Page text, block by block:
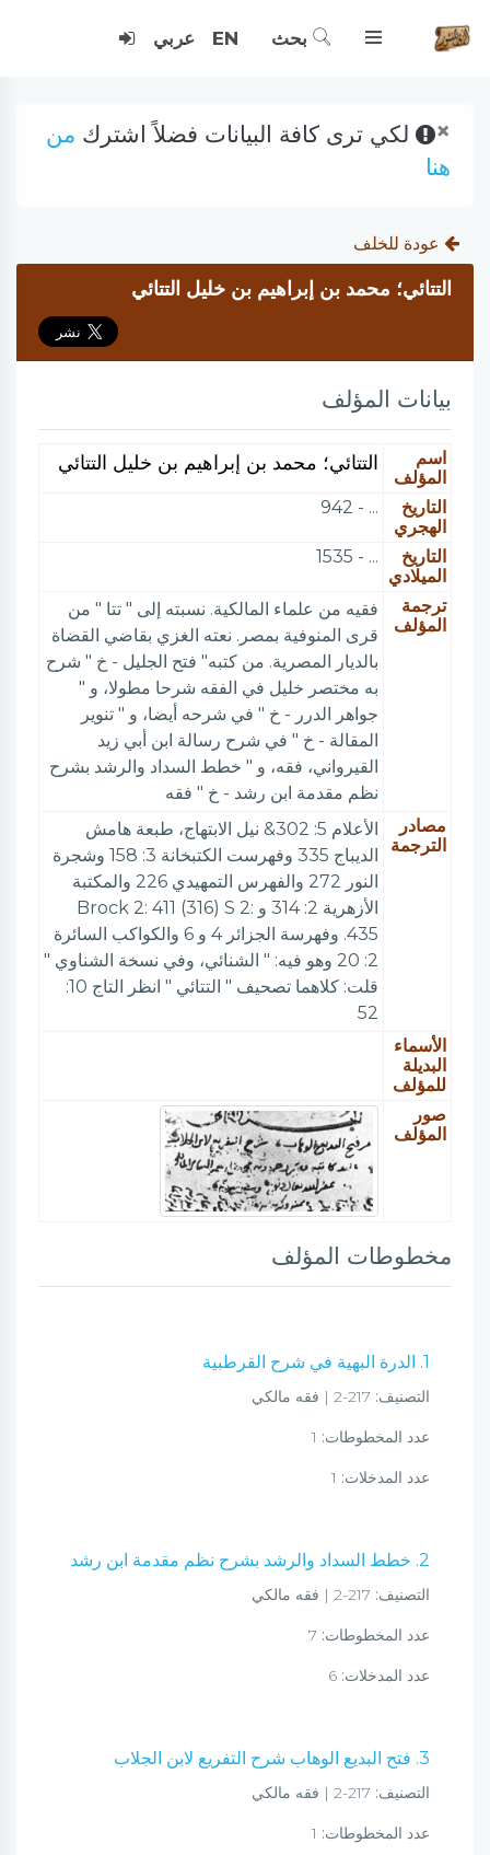
بحث EN عربي
× لكي ترى كافة البيانات فضلاً اشترك من
هنا
عودة للخلف
التتائي؛ محمد بن إبراهيم بن خليل التتائي
بيانات المؤلف
اسم
المؤلف
التتائي؛ محمد بن إبراهيم بن خليل التتائي
التاريخ
الهجري
... - 942
التاريخ
الميلادي
... - 1535
ترجمة
المؤلف
فقيه من علماء المالكية. نسبته إلى " تتا " من
قرى المنوفية بمصر. نعته الغزي بقاضي القضاة
بالديار المصرية. من كتبه" فتح الجليل - خ " شرح
به مختصر خليل في الفقه شرحا مطولا، و "
جواهر الدرر - خ " في شرحه أيضا، و " تنوير
المقالة - خ " في شرح رسالة ابن أبي زيد
القيرواني، فقه، و " خطط السداد والرشد بشرح
نظم مقدمة ابن رشد - خ " فقه
مصادر
الترجمة
الأعلام 5: 302& نيل الابتهاج، طبعة هامش
الديباج 335 وفهرست الكتبخانة 3: 158 وشجرة
النور 272 والفهرس التمهيدي 226 والمكتبة
الأزهرية 2: 314 و Brock 2: 411 (316) S 2:
435. وفهرسة الجزائر 4 و 6 والكواكب السائرة
2: 20 وهو فيه: " الشنائي، وفي نسخة الشناوي "
قلت: كلاهما تصحيف " التتائي " انظر التاج 10:
52
الأسماء
البديلة
للمؤلف
صور
المؤلف
مخطوطات المؤلف
1. الدرة البهية في شرح القرطبية
التصنيف:
عدد المخطوطات:
عدد المدخلات:
2. خطط السداد والرشد بشرح نظم مقدمة ابن رشد
التصنيف:
عدد المخطوطات:
عدد المدخلات:
3. فتح البديع الوهاب شرح التفريع لابن الجلاب
التصنيف:
عدد المخطوطات: